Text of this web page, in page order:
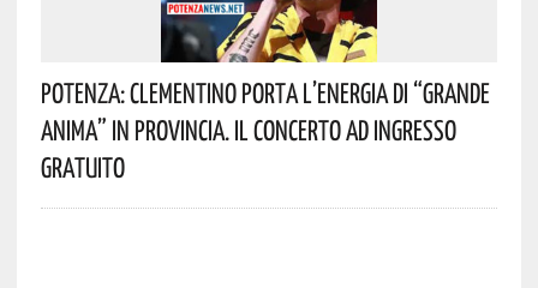
Potenza: Clementino Porta L’energia Di “Grande
Anima” In Provincia. Il Concerto Ad Ingresso
Gratuito